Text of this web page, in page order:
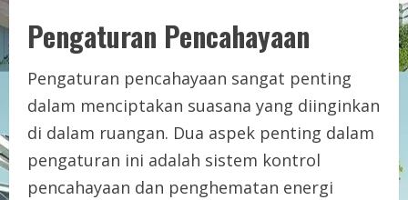
Pengaturan Pencahayaan
Pengaturan pencahayaan sangat penting
dalam menciptakan suasana yang diinginkan
di dalam ruangan. Dua aspek penting dalam
pengaturan ini adalah sistem kontrol
pencahayaan dan penghematan energi